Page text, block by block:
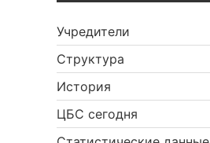
Учредители
Структура
История
ЦБС сегодня